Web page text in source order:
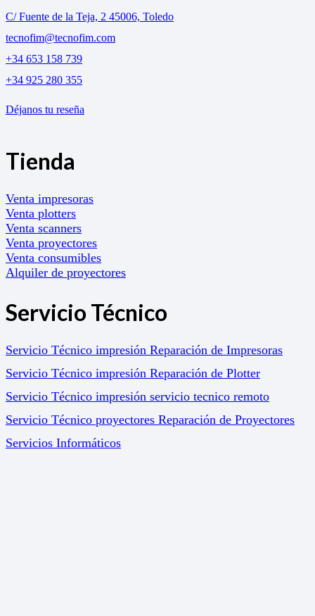
C/ Fuente de la Teja, 2 45006, Toledo
tecnofim@tecnofim.com
+34 653 158 739
+34 925 280 355
Déjanos tu reseña
Tienda
Venta impresoras
Venta plotters
Venta scanners
Venta proyectores
Venta consumibles
Alquiler de proyectores
Servicio Técnico
Servicio Técnico impresión Reparación de Impresoras
Servicio Técnico impresión Reparación de Plotter
Servicio Técnico impresión servicio tecnico remoto
Servicio Técnico proyectores Reparación de Proyectores
Servicios Informáticos